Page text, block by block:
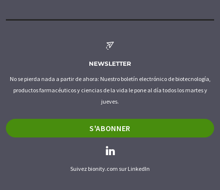
NEWSLETTER
No se pierda nada a partir de ahora: Nuestro boletín electrónico de biotecnología,
productos farmacéuticos y ciencias de la vida le pone al día todos los martes y
jueves.
S'ABONNER
Suivez bionity.com sur LinkedIn